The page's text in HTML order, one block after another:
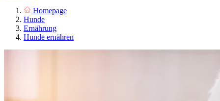
Homepage
Hunde
Ernährung
Hunde ernähren